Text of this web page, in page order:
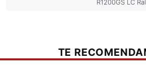
R1200GS LC
TE